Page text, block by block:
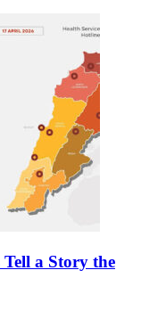
Tell a Story the